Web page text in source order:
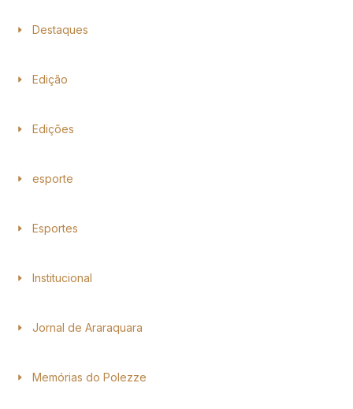
Destaques
Edição
Edições
esporte
Esportes
Institucional
Jornal de Araraquara
Memórias do Polezze